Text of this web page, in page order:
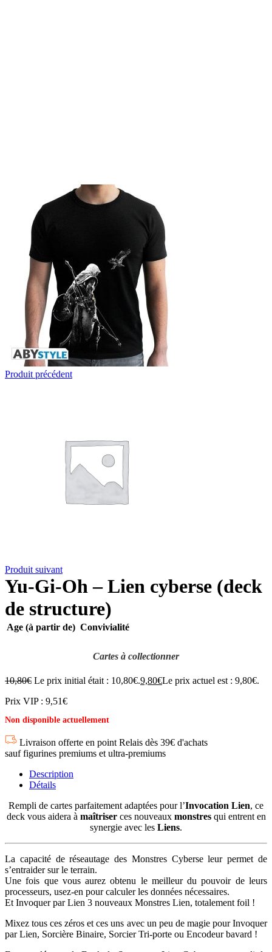
Produit précédent
Produit suivant
Yu-Gi-Oh – Lien cyberse (deck
de structure)
Age (à partir de) Convivialité
Cartes à collectionner
10,80€ Le prix initial était : 10,80€.9,80€Le prix actuel est : 9,80€.
Prix VIP : 9,51€
Non disponible actuellement
Livraison offerte en point Relais dès 39€ d'achats
sauf figurines premiums et ultra-premiums
Description
Détails
Rempli de cartes parfaitement adaptées pour l’Invocation Lien, ce
deck vous aidera à maîtriserces nouveaux monstresqui entrent en
synergie avec les Liens.
La capacité de réseautage des Monstres Cyberse leur permet de
s’entraider sur le terrain.
Une fois que vous aurez obtenu le meilleur du pouvoir de leurs
processeurs, usez-en pour calculer les données nécessaires.
Et Invoquer par Lien 3 nouveaux Monstres Lien, totalement foil !
Mixez tous ces zéros et ces uns avec un peu de magie pour Invoquer
par Lien, Sorcière Binaire, Sorcier Tri-porte ou Encodeur bavard !